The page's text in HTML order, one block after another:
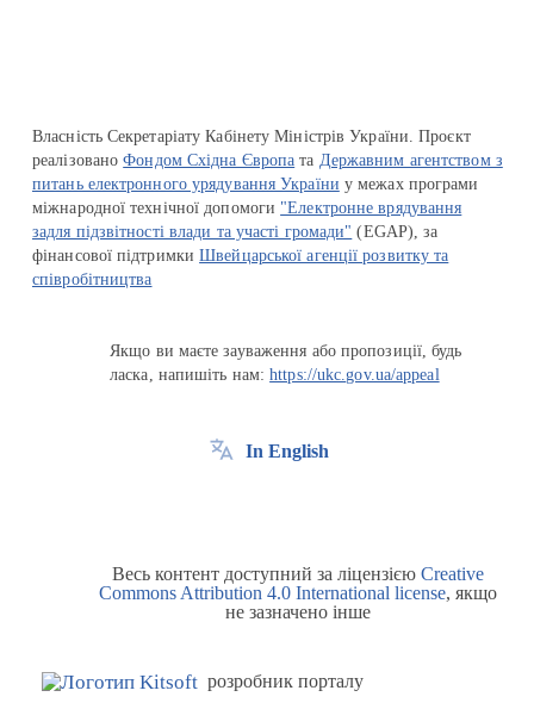
Власність Секретаріату Кабінету Міністрів України. Проєкт
реалізованоФондом Східна Європа та Державним агентством з
питань електронного урядування України у межах програми
міжнародної технічної допомоги "Електронне врядування
задля підзвітності влади та участі громади" (EGAP), за
фінансової підтримкиШвейцарської агенції розвитку та
співробітництва
Якщо ви маєте зауваження або пропозиції, будь
ласка, напишіть нам:https://ukc.gov.ua/appeal
In English
Весь контент доступний за ліцензією Creative
Commons Attribution 4.0 International license, якщо
не зазначено інше
розробник порталу